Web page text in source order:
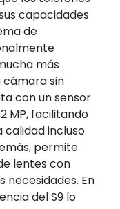
capacidades
de
más
cámara sin
con un sensor
MP, facilitando
calidad incluso
permite
lentes con
necesidades. En
del S9 lo